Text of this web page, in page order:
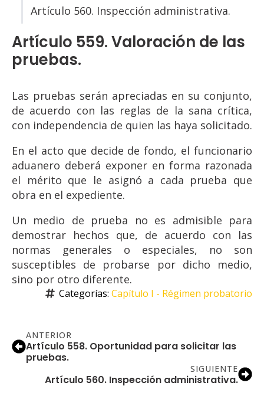
Artículo 560. Inspección administrativa.
Artículo 559. Valoración de las
pruebas.
Las pruebas serán apreciadas en su conjunto,
de acuerdo con las reglas de la sana crítica,
con independencia de quien las haya solicitado.
En el acto que decide de fondo, el funcionario
aduanero deberá exponer en forma razonada
el mérito que le asignó a cada prueba que
obra en el expediente.
Un medio de prueba no es admisible para
demostrar hechos que, de acuerdo con las
normas generales o especiales, no son
susceptibles de probarse por dicho medio,
sino por otro diferente.
Categorías: Capítulo I - Régimen probatorio
ANTERIOR
Artículo 558. Oportunidad para solicitar las
pruebas.
SIGUIENTE
Artículo 560. Inspección administrativa.